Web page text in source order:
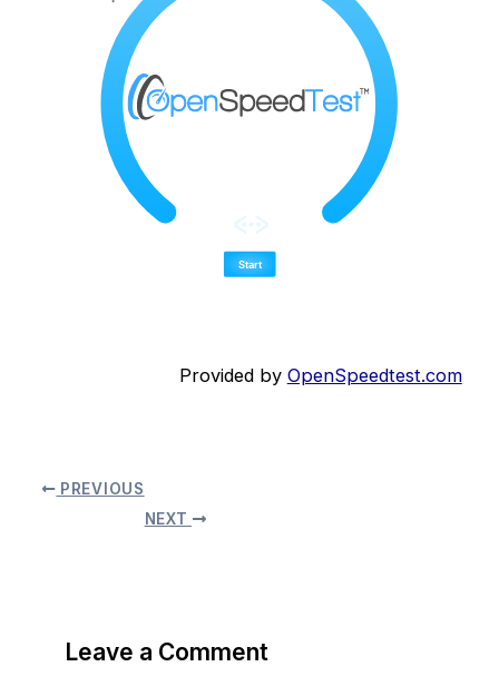
Provided by OpenSpeedtest.com
PREVIOUS
NEXT
Leave a Comment